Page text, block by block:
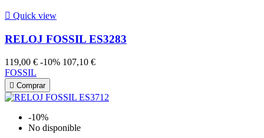
 Quick view
RELOJ FOSSIL ES3283
119,00 € -10% 107,10 €
FOSSIL
 Comprar
-10%
No disponible